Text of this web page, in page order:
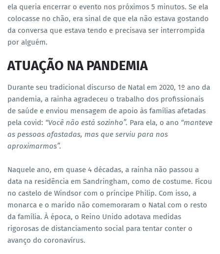
ela queria encerrar o evento nos próximos 5 minutos. Se ela
colocasse no chão, era sinal de que ela não estava gostando
da conversa que estava tendo e precisava ser interrompida
por alguém.
ATUAÇÃO NA PANDEMIA
Durante seu tradicional discurso de Natal em 2020, 1º ano da
pandemia, a rainha agradeceu o trabalho dos profissionais
de saúde e enviou mensagem de apoio às famílias afetadas
pela covid: “Você não está sozinho”. Para ela, o ano “manteve
as pessoas afastadas, mas que serviu para nos
aproximarmos”.
Naquele ano, em quase 4 décadas, a rainha não passou a
data na residência em Sandringham, como de costume. Ficou
no castelo de Windsor com o príncipe Philip. Com isso, a
monarca e o marido não comemoraram o Natal com o resto
da família. À época, o Reino Unido adotava medidas
rigorosas de distanciamento social para tentar conter o
avanço do coronavírus.